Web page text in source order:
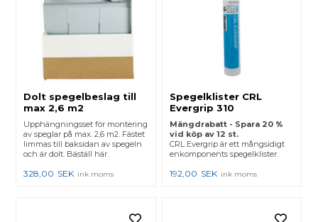
Dolt spegelbeslag till
max 2,6 m2
Upphängningsset för montering
av speglar på max. 2,6 m2. Fästet
limmas till baksidan av spegeln
och är dolt. Bäställ här.
328,00 SEK ink moms
Spegelklister CRL
Evergrip 310
Mängdrabatt - Spara 20 %
vid köp av 12 st.
CRL Evergrip är ett mångsidigt
enkomponents spegelklister.
192,00 SEK ink moms